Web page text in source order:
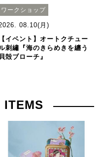
ワークショップ
08.10(月)
【イベント】オートクチュー
刺繡『海のきらめきを纏う
貝殻ブローチ』
ITEMS